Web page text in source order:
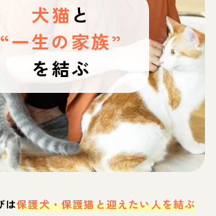
犬猫 と
“一生の家族”
を結ぶ
は保護犬・保護猫と迎えたい人を結ぶ